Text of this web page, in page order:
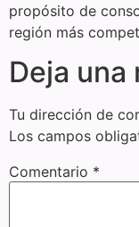
propósito de
región más
Deja una
Tu dirección de
Los campos
Comentario *